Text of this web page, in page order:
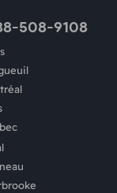
508-9108